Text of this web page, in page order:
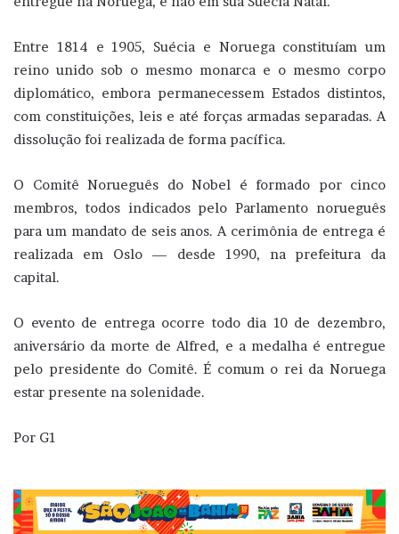
Entre 1814 e 1905, Suécia e Noruega constituíam um
reino unido sob o mesmo monarca e o mesmo corpo
diplomático, embora permanecessem Estados distintos,
com constituições, leis e até forças armadas separadas. A
dissolução foi realizada de forma pacífica.
O Comitê Norueguês do Nobel é formado por cinco
membros, todos indicados pelo Parlamento norueguês
para um mandato de seis anos. A cerimônia de entrega é
realizada em Oslo — desde 1990, na prefeitura da
capital.
O evento de entrega ocorre todo dia 10 de dezembro,
aniversário da morte de Alfred, e a medalha é entregue
pelo presidente do Comitê. É comum o rei da Noruega
estar presente na solenidade.
Por G1